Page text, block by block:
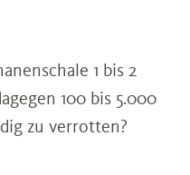
1 bis 2
100 bis 5.000
zu verrotten?